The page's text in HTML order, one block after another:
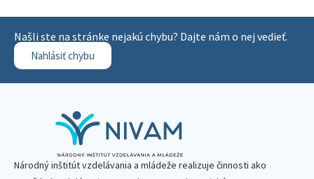
Našli ste na stránke nejakú chybu? Dajte nám o nej vedieť.
Nahlásiť chybu
Národný inštitút vzdelávania a mládeže realizuje činnosti ako